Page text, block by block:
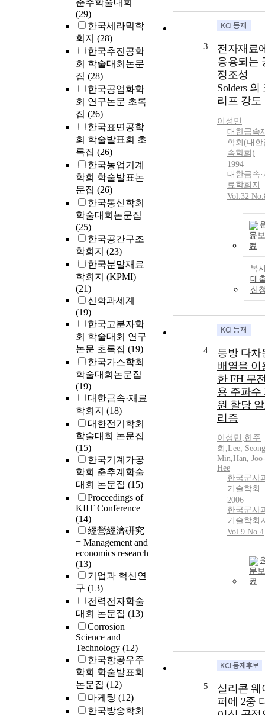
춘추학술대회
(29)
한국세라믹학
회지 (28)
한국추진공학
회 학술대회논문
집 (28)
한국공업화학
회 연구논문 초록
집 (26)
한국표면공학
회 학술발표회 초
록집 (26)
한국농업기계
학회 학술발표논
문집 (26)
한국통신학회
학술대회논문집
(25)
한국공간구조
학회지 (23)
한국분말재료
학회지 (KPMI)
(21)
신학과세계
(19)
한국고분자학
회 학술대회 연구
논문 초록집 (19)
한국가스학회
학술대회논문집
(19)
대한금속·재료
학회지 (18)
대한전기학회
학술대회 논문집
(15)
한국기계가공
학회 춘추계학술
대회 논문집 (15)
Proceedings of
KIIT Conference
(14)
經營經濟硏究
= Management and
economics research
(13)
기업과 혁신연
구 (13)
전력전자학술
대회 논문집 (13)
Corrosion
Science and
Technology (12)
한국항공우주
학회 학술발표회
논문집 (12)
마케팅 (12)
한국방송학회
3
전자재료
응용되는
정조성
Solders 의
리프 강도
이성민
대한금속
학회(대한
속학회)
1994
대한금속·
료학회지
Vol.32
문보
기
복
대
신
4
등방 다차
배열을 이
한 FH 무
용 주파수
원 할당
리즘
이성민 ,한주
희 ,Lee,
Min,Han, Joo-
Hee
한국군사
기술학회
2006
한국군사
기술학회
Vol.9 No.4
문보
기
5
실리콘 웨
퍼에 2중